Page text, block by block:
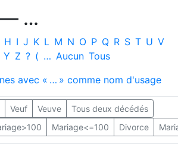
— …
H I J K L M N O P Q R S T U V
Y Z ? ( … Aucun Tous
avec « … » comme nom d'usage
Veuf Veuve
Tous deux décédés
Mariage<=100 Divorce